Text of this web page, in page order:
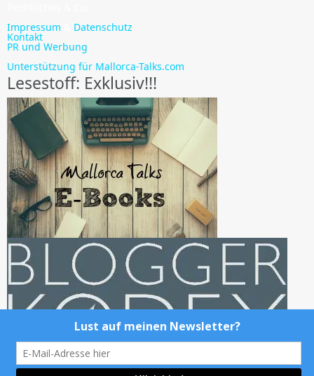
Impressum
Datenschutz
Kontakt
PR und Werbung
Unterstützung für Mallorca-Talks.com
Lesestoff: Exklusiv!!!